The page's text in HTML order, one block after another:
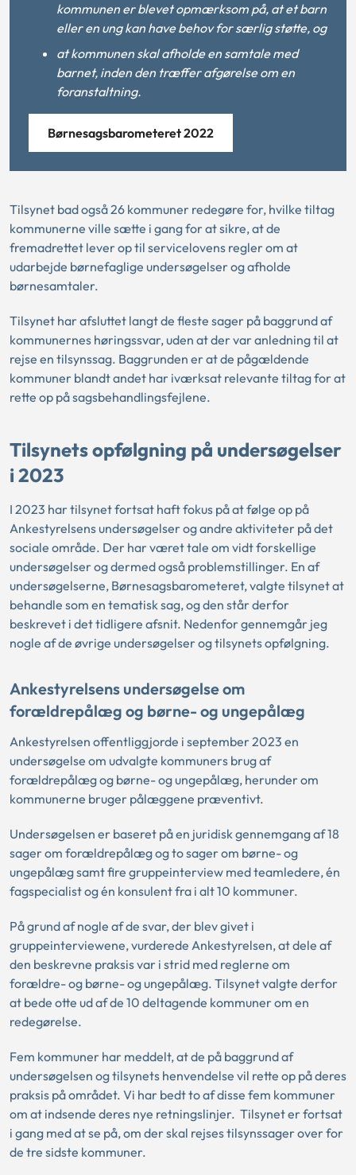
kommunen er blevet opmærksom på, at et barn
eller en ung kan have behov for særlig støtte, og
at kommunen skal afholde en samtale med
barnet, inden den træffer afgørelse om en
foranstaltning.
Børnesagsbarometeret 2022
Tilsynet bad også 26 kommuner redegøre for, hvilke tiltag
kommunerne ville sætte i gang for at sikre, at de
fremadrettet lever op til servicelovens regler om at
udarbejde børnefaglige undersøgelser og afholde
børnesamtaler.
Tilsynet har afsluttet langt de fleste sager på baggrund af
kommunernes høringssvar, uden at der var anledning til at
rejse en tilsynssag. Baggrunden er at de pågældende
kommuner blandt andet har iværksat relevante tiltag for at
rette op på sagsbehandlingsfejlene.
Tilsynets opfølgning på undersøgelser
i 2023
I 2023 har tilsynet fortsat haft fokus på at følge op på
Ankestyrelsens undersøgelser og andre aktiviteter på det
sociale område. Der har været tale om vidt forskellige
undersøgelser og dermed også problemstillinger. En af
undersøgelserne, Børnesagsbarometeret, valgte tilsynet at
behandle som en tematisk sag, og den står derfor
beskrevet i det tidligere afsnit. Nedenfor gennemgår jeg
nogle af de øvrige undersøgelser og tilsynets opfølgning.
Ankestyrelsens undersøgelse om
forældrepålæg og børne- og ungepålæg
Ankestyrelsen offentliggjorde i september 2023 en
undersøgelse om udvalgte kommuners brug af
forældrepålæg og børne- og ungepålæg, herunder om
kommunerne bruger pålæggene præventivt.
Undersøgelsen er baseret på en juridisk gennemgang af 18
sager om forældrepålæg og to sager om børne- og
ungepålæg samt fire gruppeinterview med teamledere, én
fagspecialist og én konsulent fra i alt 10 kommuner.
På grund af nogle af de svar, der blev givet i
gruppeinterviewene, vurderede Ankestyrelsen, at dele af
den beskrevne praksis var i strid med reglerne om
forældre- og børne- og ungepålæg. Tilsynet valgte derfor
at bede otte ud af de 10 deltagende kommuner om en
redegørelse.
Fem kommuner har meddelt, at de på baggrund af
undersøgelsen og tilsynets henvendelse vil rette op på deres
praksis på området. Vi har bedt to af disse fem kommuner
om at indsende deres nye retningslinjer. Tilsynet er fortsat
i gang med at se på, om der skal rejses tilsynssager over for
de tre sidste kommuner.